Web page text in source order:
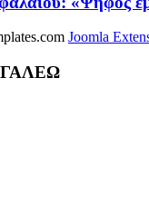
Joomla